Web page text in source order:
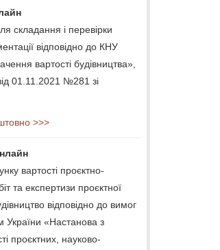
складання і перевірки
відповідно до КНУ
вартості будівництва»,
01.11.2021 №281 зі
>>>
вартості проєктно-
та експертизи проєктної
відповідно до вимог
«Настанова з
проєктних, науково-